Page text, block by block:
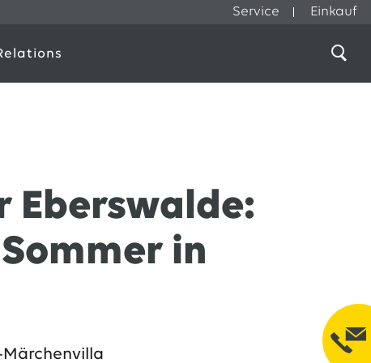
Service Einkauf
in
Märchenvilla